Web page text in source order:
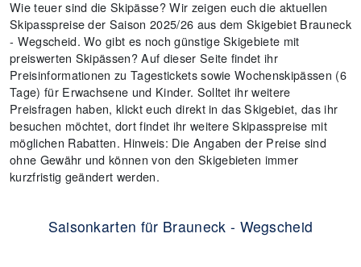
Wie teuer sind die Skipässe? Wir zeigen euch die aktuellen
Skipasspreise der Saison 2025/26 aus dem Skigebiet Brauneck
- Wegscheid. Wo gibt es noch günstige Skigebiete mit
preiswerten Skipässen? Auf dieser Seite findet ihr
Preisinformationen zu Tagestickets sowie Wochenskipässen (6
Tage) für Erwachsene und Kinder. Solltet ihr weitere
Preisfragen haben, klickt euch direkt in das Skigebiet, das ihr
besuchen möchtet, dort findet ihr weitere Skipasspreise mit
möglichen Rabatten. Hinweis: Die Angaben der Preise sind
ohne Gewähr und können von den Skigebieten immer
kurzfristig geändert werden.
Saisonkarten für Brauneck - Wegscheid